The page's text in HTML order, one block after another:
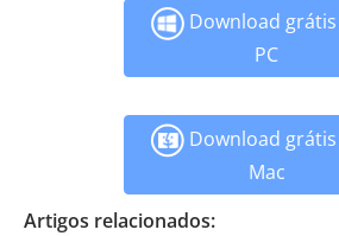
Download
PC
Download
Mac
Artigos relacionados: